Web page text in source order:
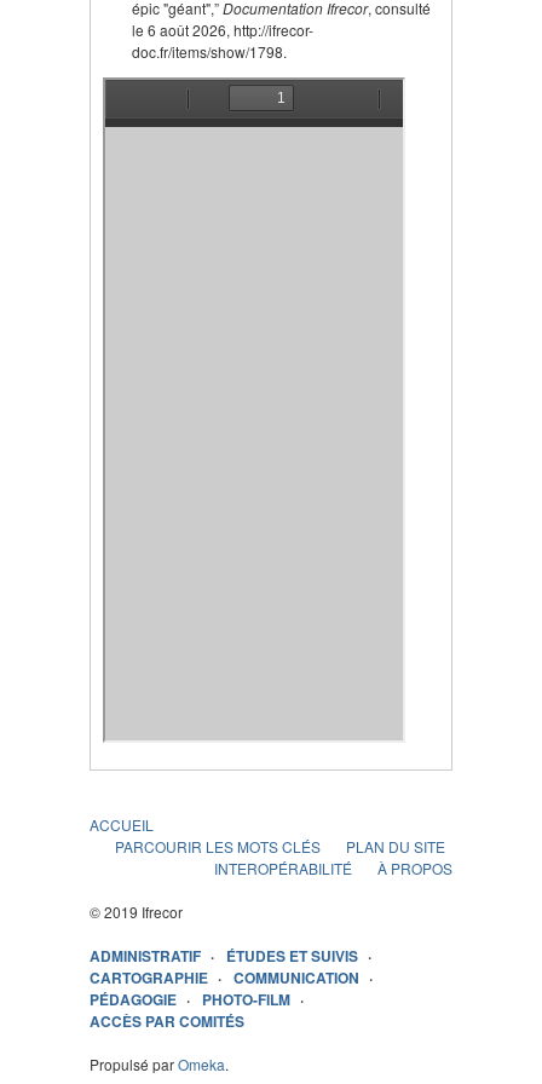
épic "géant",”Documentation Ifrecor, consulté
le 6 août 2026, http://ifrecor-
doc.fr/items/show/1798.
ACCUEIL
PARCOURIR LES MOTS CLÉS
PLAN DU SITE
INTEROPÉRABILITÉ
À PROPOS
© 2019 Ifrecor
ADMINISTRATIF
ÉTUDES ET SUIVIS
CARTOGRAPHIE
COMMUNICATION
PÉDAGOGIE
PHOTO-FILM
ACCÈS PAR COMITÉS
Propulsé parOmeka.